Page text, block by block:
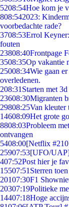
5208:54Hoe kom je
808:542023:
voorbedachte rade?
3708:53Errol
fouten
23808:40Frontpage
3508:35Op vakantie
25008:34Wie gaan
overledenen.
208:31 Starten met
23608:30Migranten
29808:25Van kleuter
14608:09Het grote
8808:03Probleem
ontvangen
5408:00[Netflix
25907:53[UFO/
407:52Post hier je
15507:51 Sterren
20107:30F1
20307:19Politieke
14407:18Hoge